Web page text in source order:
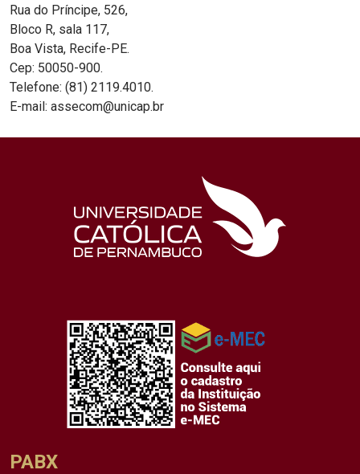
Rua do Príncipe, 526,
Bloco R, sala 117,
Boa Vista, Recife-PE.
Cep: 50050-900.
Telefone: (81) 2119.4010.
E-mail: assecom@unicap.br
PABX